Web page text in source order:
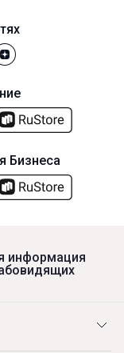
информация
Бизнеса